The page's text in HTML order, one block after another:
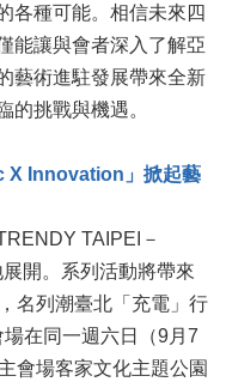
各種可能。相信未來四
能讓與會者深入了解亞
藝術進駐發展帶來全新
的挑戰與機遇。
X Innovation 」掀起藝
TAIPEI－
開。系列活動將帶來
名列潮臺北「充電」行
在同一週六日（9月7
會場客家文化主題公園